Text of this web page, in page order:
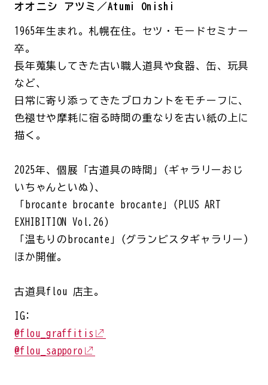
オオニシ アツミ／Atumi Onishi
1965年生まれ。札幌在住。セツ・モードセミナー
卒。
長年蒐集してきた古い職人道具や食器、缶、玩具
など、
日常に寄り添ってきたブロカントをモチーフに、
色褪せや摩耗に宿る時間の重なりを古い紙の上に
描く。
2025年、個展「古道具の時間」(ギャラリーおじ
いちゃんといぬ)、
「brocante brocante brocante」(PLUS ART
EXHIBITION Vol.26)
「温もりのbrocante」(グランビスタギャラリー)
ほか開催。
古道具flou 店主。
IG:
@flou_graffitis
@flou_sapporo